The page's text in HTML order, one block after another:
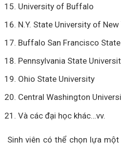
University of Buffalo
N.Y. State University of New
Buffalo San Francisco
Pennsylvania State
Ohio State University
Central Washington
Và các đại học khác…vv.
Sinh viên có thể chọn lựa